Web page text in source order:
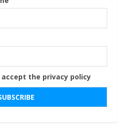
the privacy policy